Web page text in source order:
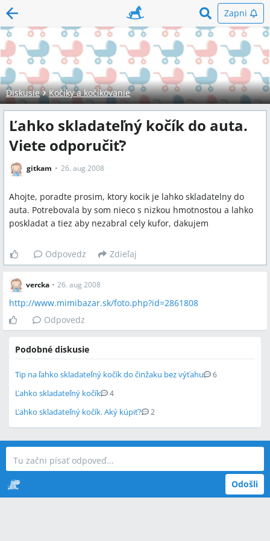
Zapni
Diskusie Kočíky a kočíkovanie
Ľahko skladateľný kočík do auta.
Viete odporučiť?
gitkam 26. aug 2008
Ahojte, poradte prosim, ktory kocik je lahko skladatelny do
auta. Potrebovala by som nieco s nizkou hmotnostou a lahko
poskladat a tiez aby nezabral cely kufor, dakujem
Odpovedz Zdieľaj
vercka • 26. aug 2008
http://www.mimibazar.sk/foto.php?id=2861808
Odpovedz
Podobné diskusie
Tip na ľahko skladateľný kočík do činžaku bez výťahu 6
Ľahko skladateľný kočík 4
Ľahko skladateľný kočík. Aký kúpiť? 2
Odošli